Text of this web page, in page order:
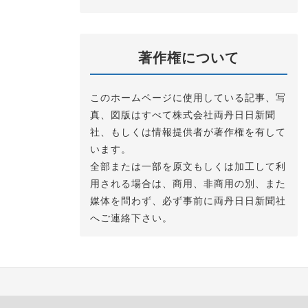
著作権について
このホームページに使用している記事、写
真、図版はすべて株式会社両丹日日新聞
社、もしくは情報提供者が著作権を有して
います。
全部または一部を原文もしくは加工して利
用される場合は、商用、非商用の別、また
媒体を問わず、必ず事前に両丹日日新聞社
へご連絡下さい。